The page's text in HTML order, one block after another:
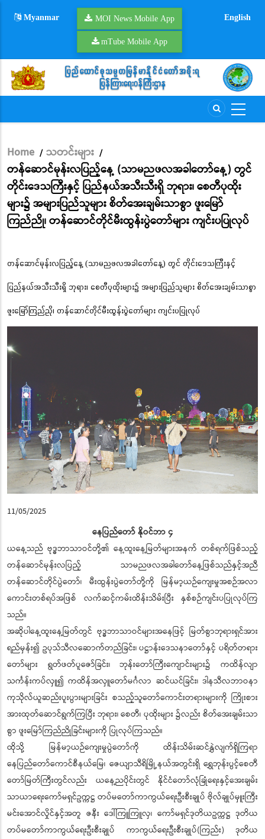
Myanmar MOI News Mobile App
mTube Mobile App
English
Breadcrumb
Home / သတင်းများ /
တန်ဆောင်မုန်းလပြည့်နေ့ (သာမညဖလအခါတော်နေ့) တွင်
တိုင်းဒေသကြီးနှင့် ပြည်နယ်အသီးသီးရှိ ဘုရား၊ စေတီပုထိုး
များ၌ အများပြည်သူများ စိတ်အေးချမ်းသာစွာ ဖူးမြော်
ကြည်ညို၊ တန်ဆောင်တိုင်မီးထွန်းပွဲတော်များ ကျင်းပပြုလုပ်
တန်ဆောင်မုန်းလပြည့်နေ့ (သာမညဖလအခါတော်နေ့) တွင် တိုင်းဒေသကြီးနှင့်
ပြည်နယ်အသီးသီးရှိ ဘုရား၊ စေတီပုထိုးများ၌ အများပြည်သူများ စိတ်အေးချမ်းသာစွာ
ဖူးမြော်ကြည်ညို၊ တန်ဆောင်တိုင်မီးထွန်းပွဲတော်များ ကျင်းပပြုလုပ်
11/05/2025
နေပြည်တော် နိုဝင်ဘာ ၄
ယနေ့သည် ဗုဒ္ဓဘာသာဝင်တို့၏ နေ့ထူးနေ့မြတ်များအနက် တစ်ရက်ဖြစ်သည့်
တန်ဆောင်မုန်းလပြည့် သာမညဖလအခါတော်နေ့ဖြစ်သည်နှင့်အညီ
တန်ဆောင်တိုင်ပွဲတော်၊ မီးထွန်းပွဲတော်တို့ကို မြန်မာ့ယဉ်ကျေးမှုအစဉ်အလာ
ကောင်းတစ်ရပ်အဖြစ် လက်ဆင့်ကမ်းထိန်းသိမ်းပြီး နှစ်စဉ်ကျင်းပပြုလုပ်ကြ
သည်။
အဆိုပါနေ့ထူးနေ့မြတ်တွင် ဗုဒ္ဓဘာသာဝင်များအနေဖြင့် မြတ်စွာဘုရားရှင်အား
ရည်မှန်း၍ ဥပုသ်သီလဆောက်တည်ခြင်း၊ ပဋ္ဌာန်းဒေသနာတော်နှင့် ပရိတ်တရား
တော်များ ရွတ်ဖတ်ပူဇော်ခြင်း၊ ဘုန်းတော်ကြီးကျောင်းများ၌ ကထိန်လျာ
သင်္ကန်းကပ်လှူ၍ ကထိန်အလှူတော်မင်္ဂလာ ဆင်ယင်ခြင်း၊ ဒါနသီလဘာဝနာ
ကုသိုလ်ယူဆည်းပူးပွားများခြင်း စသည့်သူတော်ကောင်းတရားများကို ကြိုးစား
အားထုတ်ဆောင်ရွက်ကြပြီး ဘုရား၊ စေတီ၊ ပုထိုးများ ၌လည်း စိတ်အေးချမ်းသာ
စွာ ဖူးမြော်ကြည်ညိုခြင်းများကို ပြုလုပ်ကြသည်။
ထိုသို့ မြန်မာ့ယဉ်ကျေးမှုပွဲတော်ကို ထိန်းသိမ်းဆင်နွှဲလျက်ရှိကြရာ
နေပြည်တော်ကောင်စီနယ်မြေ၊ ဇေယျာသီရိမြို့နယ်အတွင်းရှိ ရွှေဘုန်းပွင့်စေတီ
တော်မြတ်ကြီးတွင်လည်း ယနေ့ညပိုင်းတွင် နိုင်ငံတော်လုံခြုံရေးနှင့်အေးချမ်း
သာယာရေးကော်မရှင်ဥက္ကဋ္ဌ တပ်မတော်ကာကွယ်ရေးဦးစီးချုပ် ဗိုလ်ချုပ်မှူးကြီး
မင်းအောင်လှိုင်နှင့်အတူ ဇနီး ဒေါ်ကြူကြူလှ၊ ကော်မရှင်ဒုတိယဥက္ကဋ္ဌ ဒုတိယ
တပ်မတော်ကာကွယ်ရေးဦးစီးချုပ် ကာကွယ်ရေးဦးစီးချုပ်(ကြည်း) ဒုတိယ